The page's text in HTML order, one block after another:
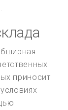
приносит